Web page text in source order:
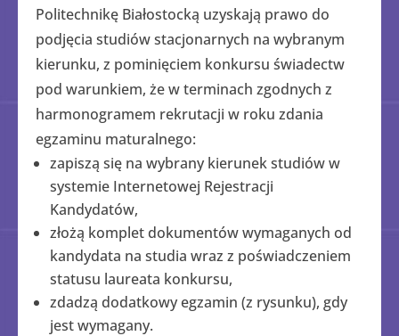
Politechnikę Białostocką uzyskają prawo do
podjęcia studiów stacjonarnych na wybranym
kierunku, z pominięciem konkursu świadectw
pod warunkiem, że w terminach zgodnych z
harmonogramem rekrutacji w roku zdania
egzaminu maturalnego:
zapiszą się na wybrany kierunek studiów w
systemie Internetowej Rejestracji
Kandydatów,
złożą komplet dokumentów wymaganych od
kandydata na studia wraz z poświadczeniem
statusu laureata konkursu,
zdadzą dodatkowy egzamin (z rysunku), gdy
jest wymagany.